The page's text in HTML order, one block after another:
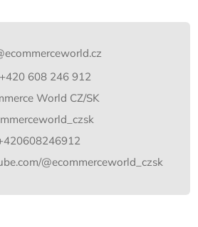
ecommerceworld.cz
+420 608 246 912
World CZ/SK
@ecommerceworld_czsk